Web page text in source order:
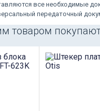
все необходимые
передаточный
товаром